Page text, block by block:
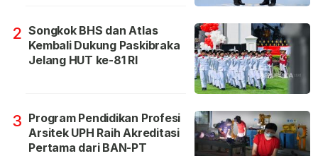
2 Songkok BHS dan Atlas
Kembali Dukung Paskibraka
Jelang HUT ke-81 RI
3 Program Pendidikan Profesi
Arsitek UPH Raih Akreditasi
Pertama dari BAN-PT